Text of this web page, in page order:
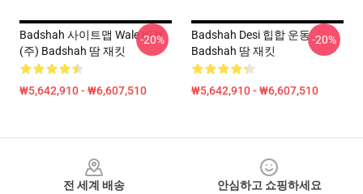
Badshah 사이트맵 Wale 바부
(주) Badshah 땀 재킷
₩5,642,910 - ₩6,607,510
-20%
Badshah Desi 힙합 운동
Badshah 땀 재킷
₩5,642,910 - ₩6,607,510
-20%
전 세계 배송
안심하고 쇼핑하세요